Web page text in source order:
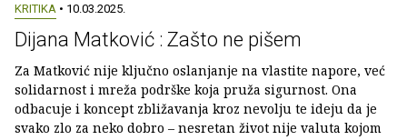
KRITIKA • 10.03.2025.
Dijana Matković : Zašto ne pišem
Za Matković nije ključno oslanjanje na vlastite napore, već
solidarnost i mreža podrške koja pruža sigurnost. Ona
odbacuje i koncept zbližavanja kroz nevolju te ideju da je
svako zlo za neko dobro – nesretan život nije valuta kojom